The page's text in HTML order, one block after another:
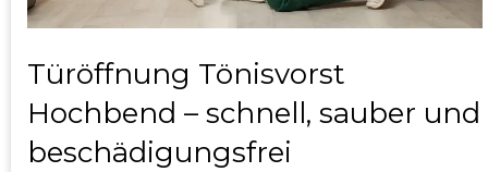
Türöffnung Tönisvorst
Hochbend – schnell, sauber und
beschädigungsfrei